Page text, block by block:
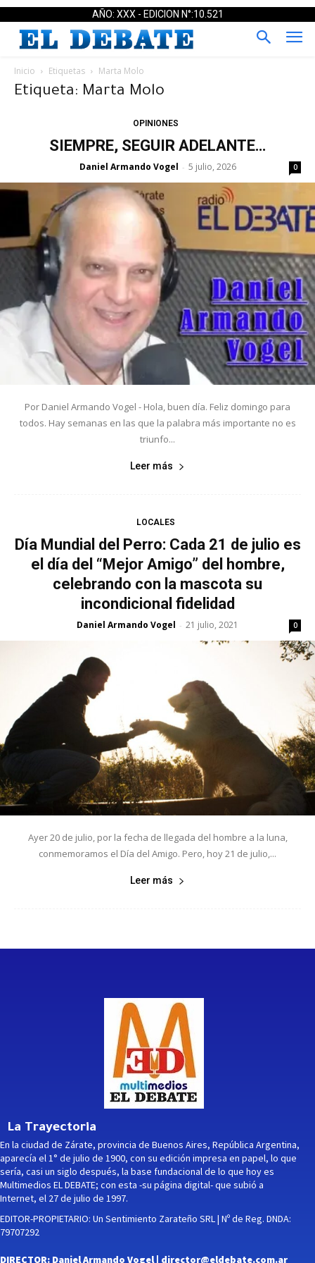
AÑO: XXX - EDICION N°:10.521
Inicio Etiquetas Marta Molo
Etiqueta: Marta Molo
OPINIONES
SIEMPRE, SEGUIR ADELANTE…
Daniel Armando Vogel - 5 julio, 2026 0
Por Daniel Armando Vogel - Hola, buen día. Feliz domingo para
todos. Hay semanas en las que la palabra más importante no es
triunfo...
Leer más
LOCALES
Día Mundial del Perro: Cada 21 de julio es
el día del “Mejor Amigo” del hombre,
celebrando con la mascota su
incondicional fidelidad
Daniel Armando Vogel - 21 julio, 2021 0
Ayer 20 de julio, por la fecha de llegada del hombre a la luna,
conmemoramos el Día del Amigo. Pero, hoy 21 de julio,...
Leer más
La Trayectoria
En la ciudad de Zárate, provincia de Buenos Aires, República Argentina,
aparecía el 1° de julio de 1900, con su edición impresa en papel, lo que
sería, casi un siglo después, la base fundacional de lo que hoy es
Multimedios EL DEBATE; con esta -su página digital- que subió a
Internet, el 27 de julio de 1997.
EDITOR-PROPIETARIO: Un Sentimiento Zarateño SRL | Nº de Reg. DNDA:
79707292
DIRECTOR: Daniel Armando Vogel | director@eldebate.com.ar